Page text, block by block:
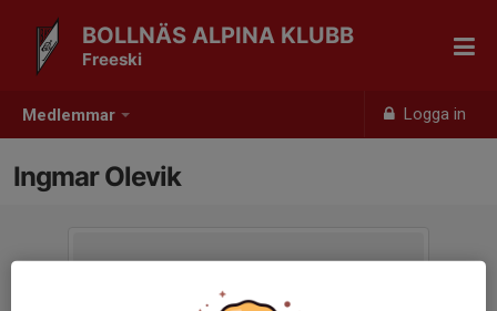
Medlemmar Logga in
BOLLNÄS ALPINA KLUBB
Freeski
Ingmar Olevik